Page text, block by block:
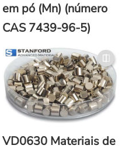
em pó (Mn) (número
CAS 7439-96-5)
VD0630 Materiais de